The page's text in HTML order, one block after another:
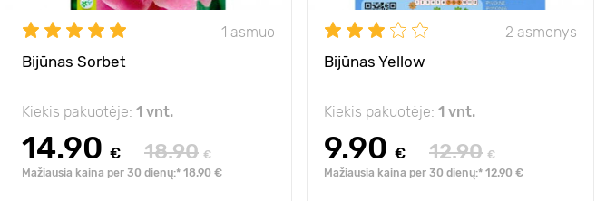
1 asmuo
Bijūnas Sorbet
Kiekis pakuotėje: 1 vnt.
14.90 € 18.90 €
Mažiausia kaina per 30 dienų:* 18.90 €
2 asmenys
Bijūnas Yellow
Kiekis pakuotėje: 1 vnt.
9.90 € 12.90 €
Mažiausia kaina per 30 dienų:* 12.90 €